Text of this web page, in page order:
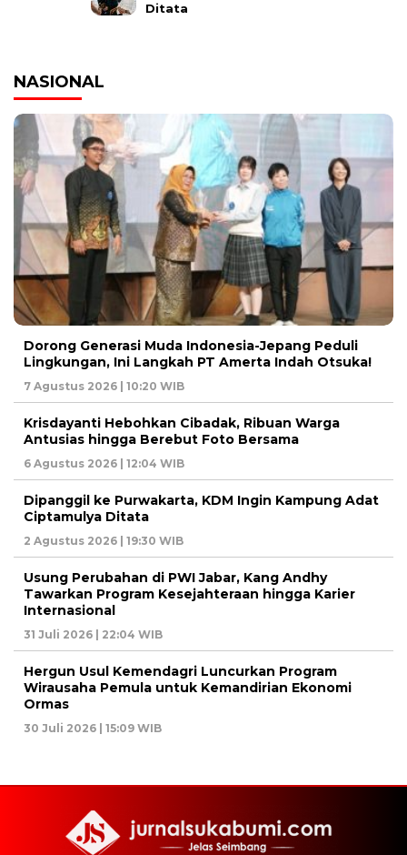
Ditata
NASIONAL
Dorong Generasi Muda Indonesia-Jepang Peduli
Lingkungan, Ini Langkah PT Amerta Indah Otsuka!
7 Agustus 2026 | 10:20 WIB
Krisdayanti Hebohkan Cibadak, Ribuan Warga
Antusias hingga Berebut Foto Bersama
6 Agustus 2026 | 12:04 WIB
Dipanggil ke Purwakarta, KDM Ingin Kampung Adat
Ciptamulya Ditata
2 Agustus 2026 | 19:30 WIB
Usung Perubahan di PWI Jabar, Kang Andhy
Tawarkan Program Kesejahteraan hingga Karier
Internasional
31 Juli 2026 | 22:04 WIB
Hergun Usul Kemendagri Luncurkan Program
Wirausaha Pemula untuk Kemandirian Ekonomi
Ormas
30 Juli 2026 | 15:09 WIB